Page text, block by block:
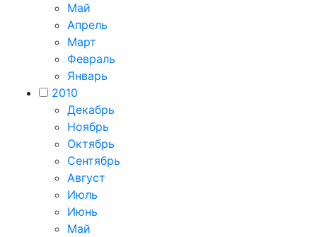
Май
Апрель
Март
Февраль
Январь
2010
Декабрь
Ноябрь
Октябрь
Сентябрь
Август
Июль
Июнь
Май